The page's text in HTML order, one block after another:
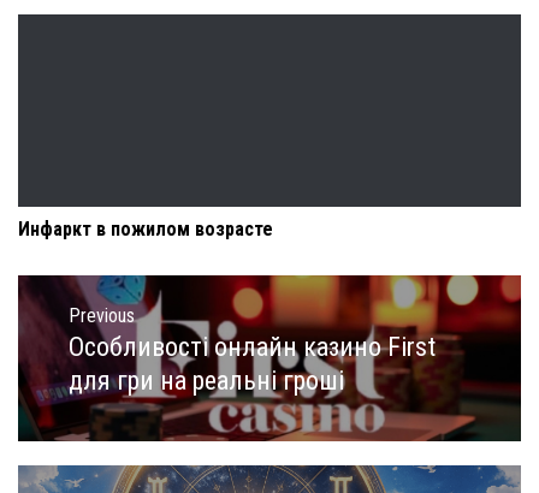
Инфаркт в пожилом возрасте
Навигация
по
записям
Previous
Previous
post:
Особливості онлайн казино First
для гри на реальні гроші